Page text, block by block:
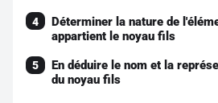
4
Déterminer la nature de
appartient le noyau fils
5
En déduire le nom et la
du noyau fils